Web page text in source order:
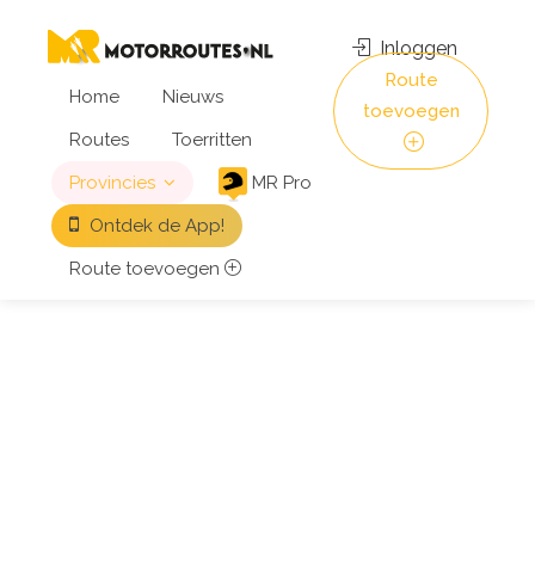
Home
Nieuws
Routes
Toerritten
Provincies
MR Pro
Ontdek de App!
Route toevoegen
Inloggen
Route
toevoegen